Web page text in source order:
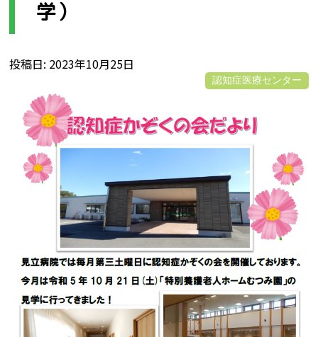
学）
投稿日 2023年10月25日
認知症医療センター